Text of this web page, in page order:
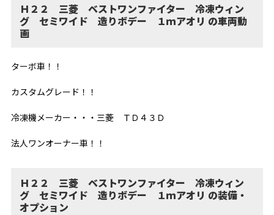
Ｈ２２ 三菱 ベストワンファイター 冷凍ウィン
グ セミワイド 造りボデー １ｍアオリ の車両動
画
ターボ車！！
カスタムグレード！！
冷凍機メーカー・・・三菱 ＴＤ４３Ｄ
法人ワンオーナー車！！
Ｈ２２ 三菱 ベストワンファイター 冷凍ウィン
グ セミワイド 造りボデー １ｍアオリ の装備・
オプション